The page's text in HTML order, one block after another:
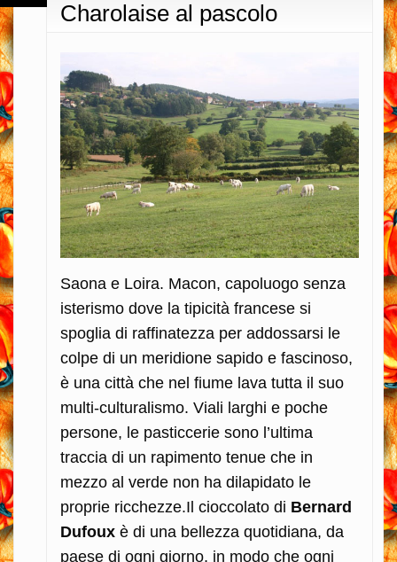
Charolaise al pascolo
Saona e Loira. Macon, capoluogo senza
isterismo dove la tipicità francese si
spoglia di raffinatezza per addossarsi le
colpe di un meridione sapido e fascinoso,
è una città che nel fiume lava tutta il suo
multi-culturalismo. Viali larghi e poche
persone, le pasticcerie sono l’ultima
traccia di un rapimento tenue che in
mezzo al verde non ha dilapidato le
proprie ricchezze.Il cioccolato di Bernard
Dufoux è di una bellezza quotidiana, da
paese di ogni giorno, in modo che ogni